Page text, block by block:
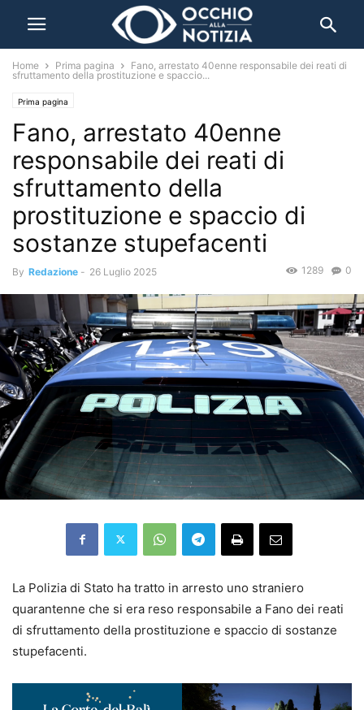
Home Prima pagina
Fano, arrestato 40enne responsabile dei reati di
sfruttamento della prostituzione e spaccio...
Prima pagina
Fano, arrestato 40enne
responsabile dei reati di
sfruttamento della
prostituzione e spaccio di
sostanze stupefacenti
By Redazione - 26 Luglio 2025 0
1289
La Polizia di Stato ha tratto in arresto uno straniero
quarantenne che si era reso responsabile a Fano dei reati
di sfruttamento della prostituzione e spaccio di sostanze
stupefacenti.